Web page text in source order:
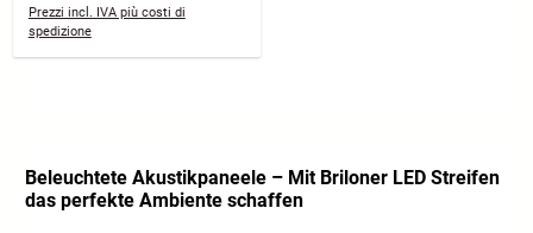
Prezzi incl. IVA più costi di
spedizione
Beleuchtete Akustikpaneele – Mit Briloner LED Streifen
das perfekte Ambiente schaffen